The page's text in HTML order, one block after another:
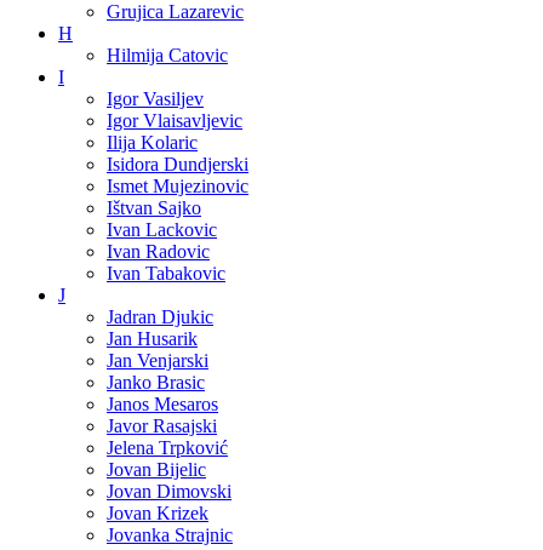
Grujica Lazarevic
H
Hilmija Catovic
I
Igor Vasiljev
Igor Vlaisavljevic
Ilija Kolaric
Isidora Dundjerski
Ismet Mujezinovic
Ištvan Sajko
Ivan Lackovic
Ivan Radovic
Ivan Tabakovic
J
Jadran Djukic
Jan Husarik
Jan Venjarski
Janko Brasic
Janos Mesaros
Javor Rasajski
Jelena Trpković
Jovan Bijelic
Jovan Dimovski
Jovan Krizek
Jovanka Strajnic